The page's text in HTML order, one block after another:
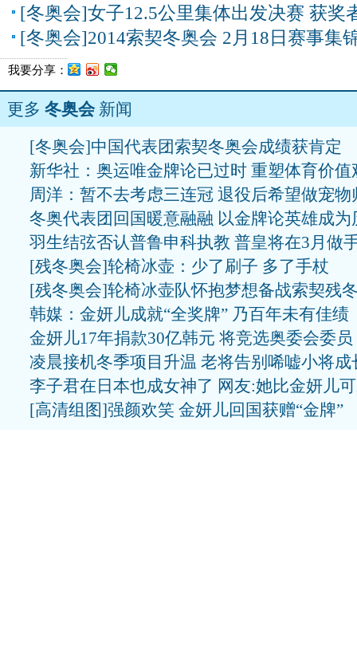
[冬奥会]女子12.5公里集体出发决赛 获奖
[冬奥会]2014索契冬奥会 2月18日赛事集
我要分享：
更多 冬奥会新闻
[冬奥会]中国代表团索契冬奥会成绩获肯定
新华社：奥运唯金牌论已过时 重塑体育价值
周洋：暂不去考虑三连冠 退役后希望做宠物
冬奥代表团回国暖意融融 以金牌论英雄成为
羽生结弦否认普鲁申科执教 普皇将在3月做
[残冬奥会]轮椅冰壶：少了刷子 多了手杖
[残冬奥会]轮椅冰壶队怀抱梦想备战索契残
韩媒：金妍儿成就“全奖牌” 乃百年未有佳绩
金妍儿17年捐款30亿韩元 将竞选奥委会委员
凌晨接机冬季项目升温 老将告别唏嘘小将成
李子君在日本也成女神了 网友:她比金妍儿
[高清组图]强颜欢笑 金妍儿回国获赠“金牌”